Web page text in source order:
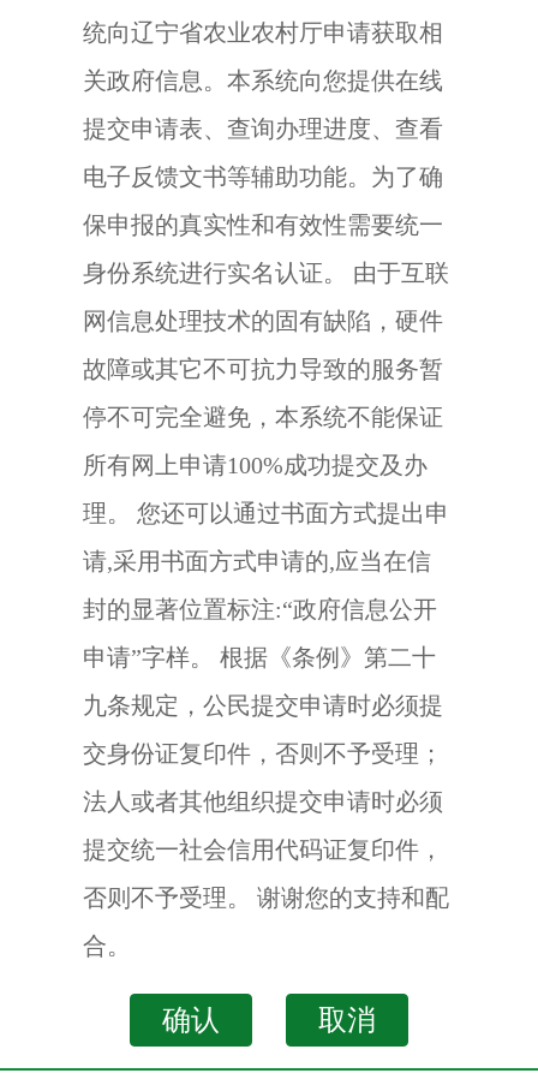
统向辽宁省农业农村厅申请获取相
关政府信息。本系统向您提供在线
提交申请表、查询办理进度、查看
电子反馈文书等辅助功能。为了确
保申报的真实性和有效性需要统一
身份系统进行实名认证。 由于互联
网信息处理技术的固有缺陷，硬件
故障或其它不可抗力导致的服务暂
停不可完全避免，本系统不能保证
所有网上申请100%成功提交及办
理。 您还可以通过书面方式提出申
请,采用书面方式申请的,应当在信
封的显著位置标注:“政府信息公开
申请”字样。 根据《条例》第二十
九条规定，公民提交申请时必须提
交身份证复印件，否则不予受理；
法人或者其他组织提交申请时必须
提交统一社会信用代码证复印件，
否则不予受理。 谢谢您的支持和配
合。
确认 取消